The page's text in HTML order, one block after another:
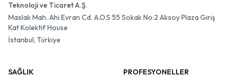
Teknoloji ve Ticaret A.Ş.
Maslak Mah. Ahi Evran Cd. A.O.S 55 Sokak No:2 Aksoy Plaza Giriş
Kat Kolektif House
İstanbul, Türkiye
SAĞLIK
PROFESYONELLER